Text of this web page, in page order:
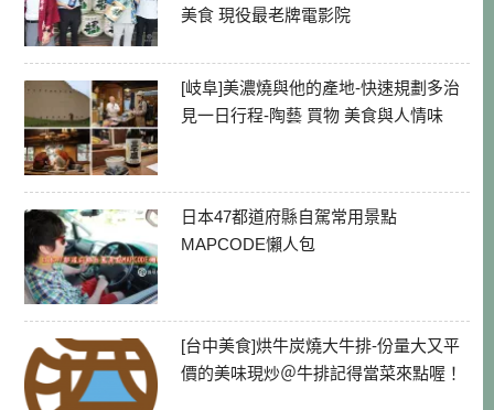
美食 現役最老牌電影院
[岐阜]美濃燒與他的產地-快速規劃多治
見一日行程-陶藝 買物 美食與人情味
日本47都道府縣自駕常用景點
MAPCODE懶人包
[台中美食]烘牛炭燒大牛排-份量大又平
價的美味現炒＠牛排記得當菜來點喔！